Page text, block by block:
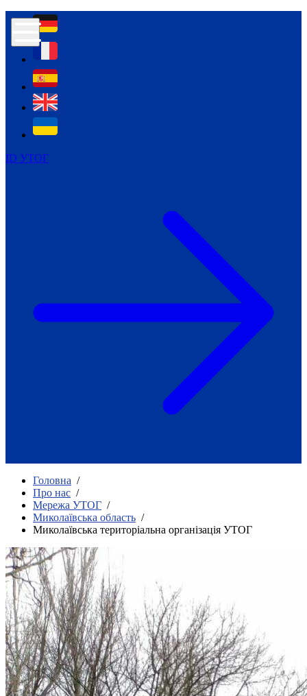
ID УТОГ
Контур психологічної безпеки глухих
Всеукраїнський пісенний
челендж «Україно, ти є!»
Молодіжний челендж «Жестова
мова для мене – це…»
Репортажі спеціальних та
інклюзивних начальних закладів
України
Як приклад стійкості спільноти
Говоримо коротко про наболіле
Міжнародний тиждень глухих людей
Всеукраїнський челендж «Молодь
співає»
жестову мову.
Флешмоб «Історії успіхів, які надихають»
Переклад жестовою мовою
Чим займається УТОГ
90 років УТОГ
92 роки УТОГ
93 роки УТОГ
Історії та спогади ветеранів УТОГ
Кадрові зміни
Працевлаштування
Про глухих
Постаті в УТОГ
Все про УТОГ: ваші права, послуги та підтримка:
Важлива інформація
Благодійні справи
Головна /
Про нас /
Мережа УТОГ /
Миколаївська область /
Миколаївська територіальна організація УТОГ